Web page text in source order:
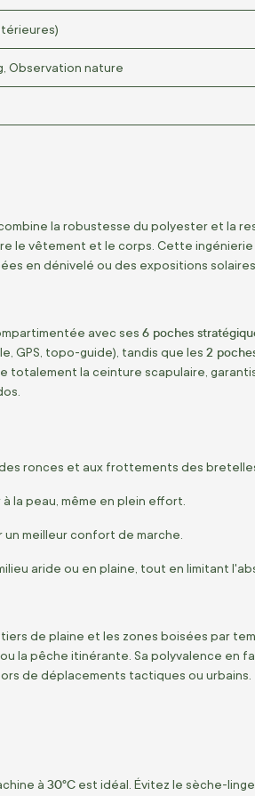
Observation nature
la robustesse du polyester et la
le vêtement et le corps. Cette
en dénivelé ou des expositions
avec ses 6 poches
GPS, topo-guide), tandis que les 2
la ceinture scapulaire,
ronces et aux frottements des
la peau, même en plein effort.
meilleur confort de marche.
aride ou en plaine, tout en limitant
de plaine et les zones boisées par
la pêche itinérante. Sa polyvalence en
de déplacements tactiques ou urbains.
à 30°C est idéal. Évitez le sèche-